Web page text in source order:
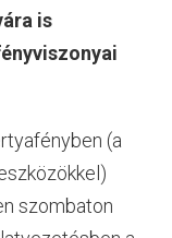
is
(a
szombaton